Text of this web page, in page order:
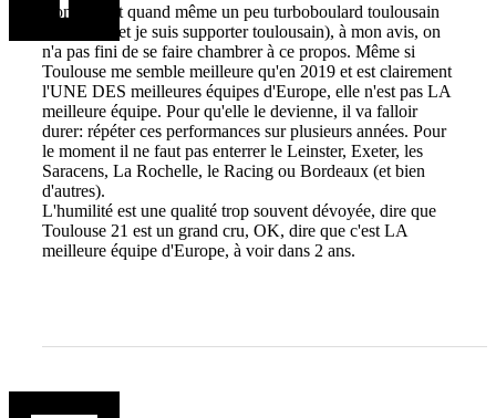
Bon, ça fait quand même un peu turboboulard toulousain
cet article (et je suis supporter toulousain), à mon avis, on
n'a pas fini de se faire chambrer à ce propos. Même si
Toulouse me semble meilleure qu'en 2019 et est clairement
l'UNE DES meilleures équipes d'Europe, elle n'est pas LA
meilleure équipe. Pour qu'elle le devienne, il va falloir
durer: répéter ces performances sur plusieurs années. Pour
le moment il ne faut pas enterrer le Leinster, Exeter, les
Saracens, La Rochelle, le Racing ou Bordeaux (et bien
d'autres).
L'humilité est une qualité trop souvent dévoyée, dire que
Toulouse 21 est un grand cru, OK, dire que c'est LA
meilleure équipe d'Europe, à voir dans 2 ans.